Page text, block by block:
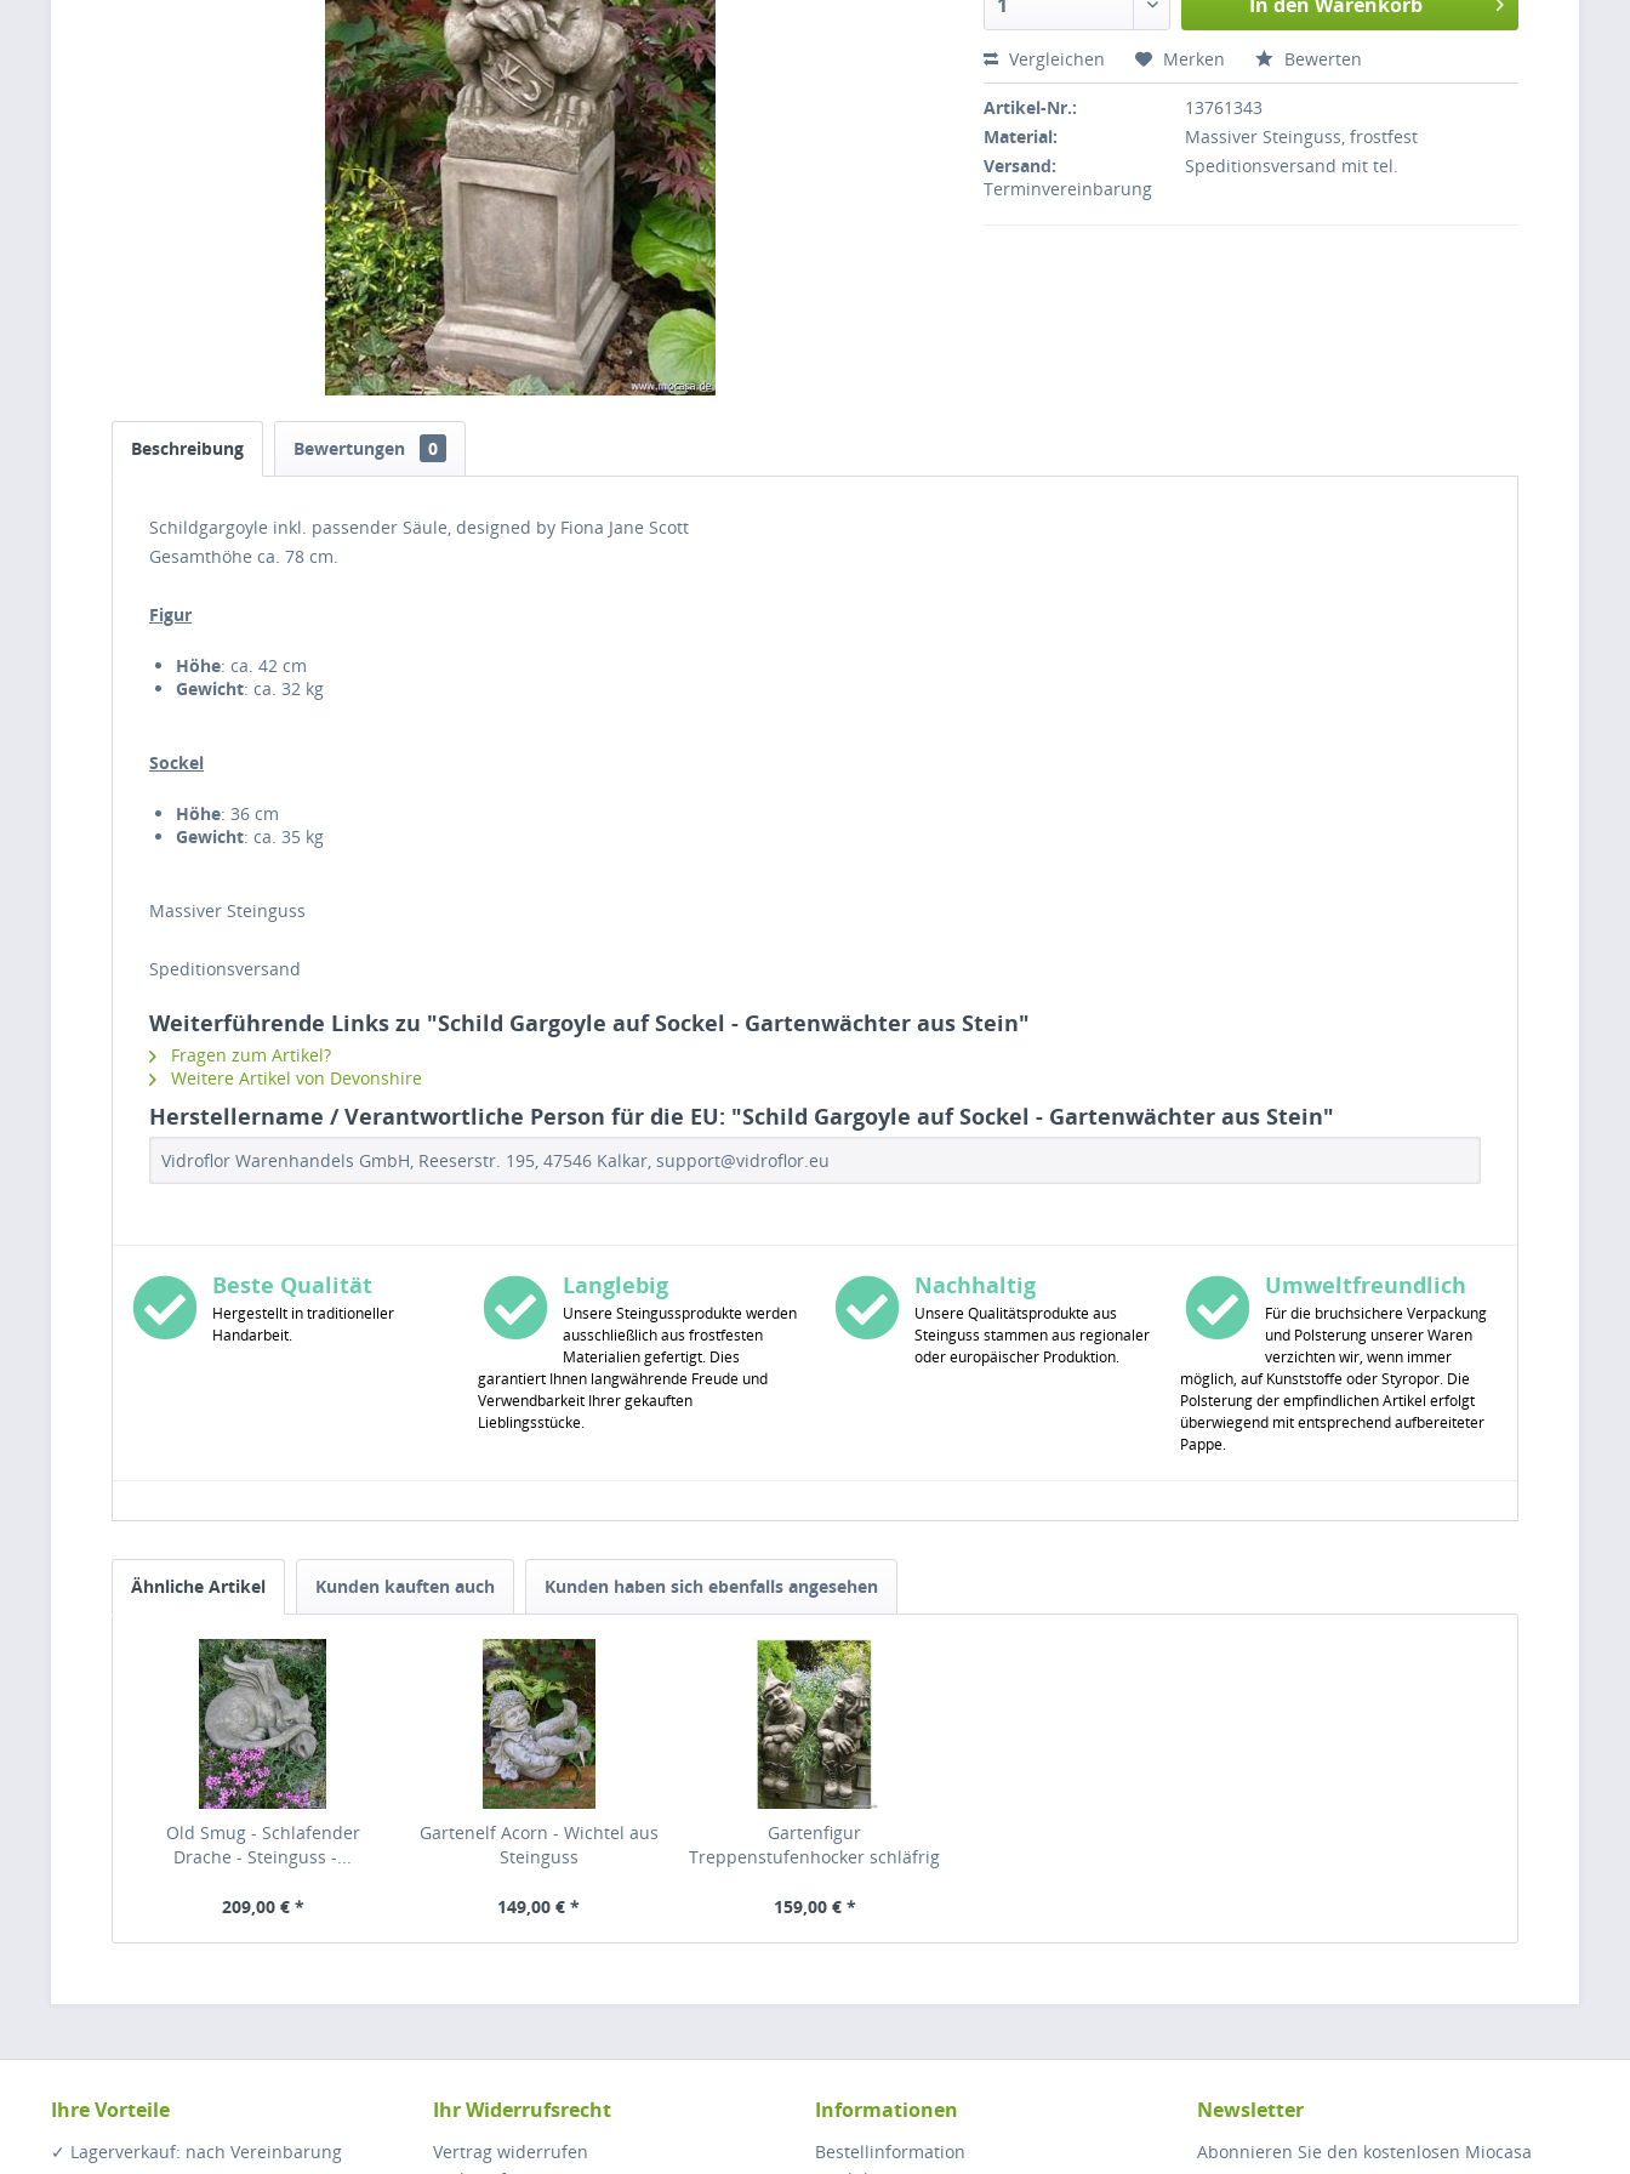
Vergleichen Merken Bewerten
Artikel-Nr.:
13761343
Material:
Massiver Steinguss, frostfest
Versand:
Speditionsversand mit tel.
Terminvereinbarung
Beschreibung Bewertungen 0
Schildgargoyle inkl. passender Säule, designed by Fiona Jane Scott
Gesamthöhe ca. 78 cm.
Figur
Höhe: ca. 42 cm
Gewicht: ca. 32 kg
Sockel
Höhe: 36 cm
Gewicht: ca. 35 kg
Massiver Steinguss
Speditionsversand
Weiterführende Links zu "Schild Gargoyle auf Sockel - Gartenwächter aus Stein"
Fragen zum Artikel?
Weitere Artikel von Devonshire
Herstellername / Verantwortliche Person für die EU: "Schild Gargoyle auf Sockel - Gartenwächter aus Stein"
Vidroflor Warenhandels GmbH, Reeserstr. 195, 47546 Kalkar, support@vidroflor.eu
Beste Qualität
Hergestellt in traditioneller
Handarbeit.
Langlebig
Unsere Steingussprodukte werden
ausschließlich aus frostfesten
Materialien gefertigt. Dies
garantiert Ihnen langwährende Freude und
Verwendbarkeit Ihrer gekauften
Lieblingsstücke.
Nachhaltig
Unsere Qualitätsprodukte aus
Steinguss stammen aus regionaler
oder europäischer Produktion.
Umweltfreundlich
Für die bruchsichere Verpackung
und Polsterung unserer Waren
verzichten wir, wenn immer
möglich, auf Kunststoffe oder Styropor. Die
Polsterung der empfindlichen Artikel erfolgt
überwiegend mit entsprechend aufbereiteter
Pappe.
Ähnliche Artikel Kunden kauften auch Kunden haben sich ebenfalls angesehen
Old Smug - Schlafender
Drache - Steinguss -...
209,00 € *
Gartenelf Acorn - Wichtel aus
Steinguss
149,00 € *
Gartenfigur
Treppenstufenhocker schläfrig
159,00 € *
Ihre Vorteile
✓ Lagerverkauf: nach Vereinbarung
Ihr Widerrufsrecht
Vertrag widerrufen
Informationen
Bestellinformation
Newsletter
Abonnieren Sie den kostenlosen Miocasa